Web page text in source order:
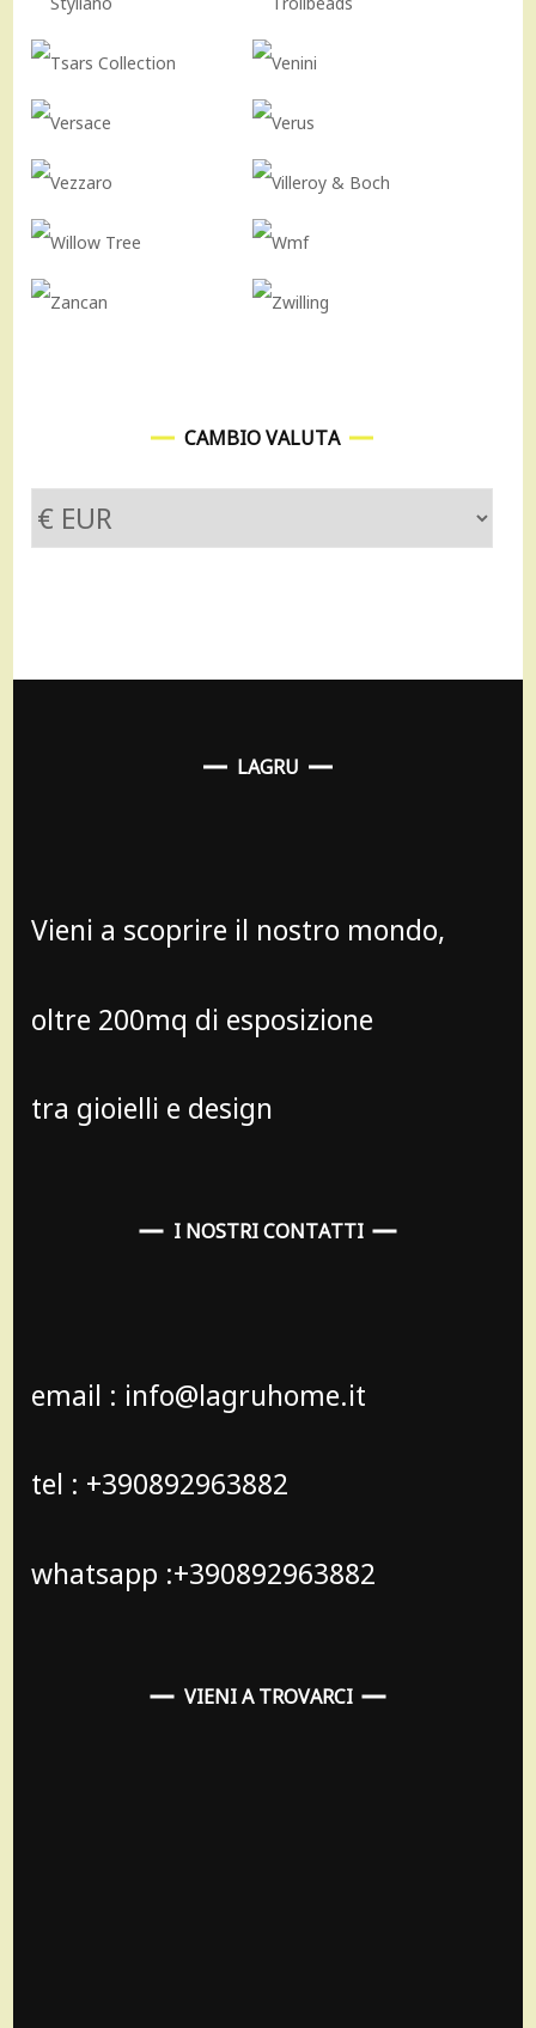
CAMBIO VALUTA
LAGRU
Vieni a scoprire il nostro mondo,
oltre 200mq di esposizione
tra gioielli e design
I NOSTRI CONTATTI
email : info@lagruhome.it
tel : +390892963882
whatsapp :+390892963882
VIENI A TROVARCI